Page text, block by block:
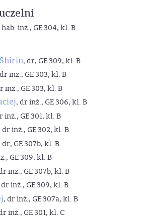
inż., GE 304, kl. B
, dr, GE 309, kl. B
inż., GE 303, kl. B
inż., GE 303, kl. B
, dr inż., GE 306, kl. B
inż., GE 301, kl. B
dr inż., GE 302, kl. B
dr, GE 307b, kl. B
GE 309, kl. B
inż., GE 307b, kl. B
dr inż., GE 309, kl. B
, dr inż., GE 307a, kl. B
inż., GE 301, kl. C